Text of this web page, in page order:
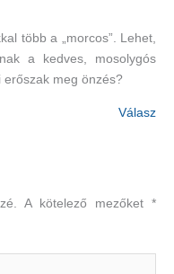
több a „morcos”. Lehet,
a kedves, mosolygós
erőszak meg önzés?
Válasz
A kötelező mezőket*